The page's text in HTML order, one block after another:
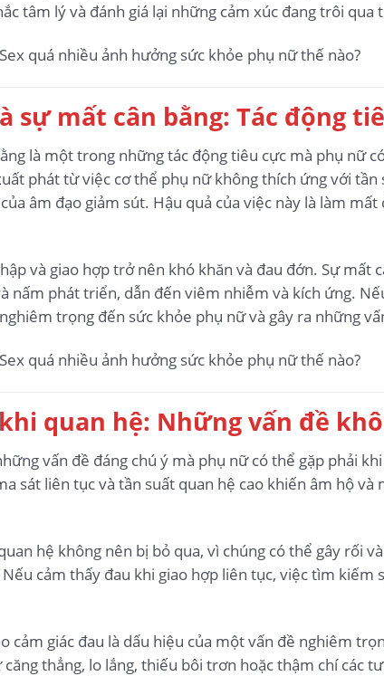
tâm lý và đánh giá lại những cảm xúc đang trôi
sự mất cân bằng: Tác động
là một trong những tác động tiêu cực mà phụ nữ
phát từ việc cơ thể phụ nữ không thích ứng với tần
âm đạo giảm sút. Hậu quả của việc này là làm
và giao hợp trở nên khó khăn và đau đớn. Sự mất
nấm phát triển, dẫn đến viêm nhiễm và kích ứng.
trọng đến sức khỏe phụ nữ và gây ra những
quan hệ: Những vấn đề
vấn đề đáng chú ý mà phụ nữ có thể gặp phải
sát liên tục và tần suất quan hệ cao khiến âm hộ và
hệ không nên bị bỏ qua, vì chúng có thể gây rối
cảm thấy đau khi giao hợp liên tục, việc tìm
cảm giác đau là dấu hiệu của một vấn đề nghiêm
thẳng, lo lắng, thiếu bôi trơn hoặc thậm chí các